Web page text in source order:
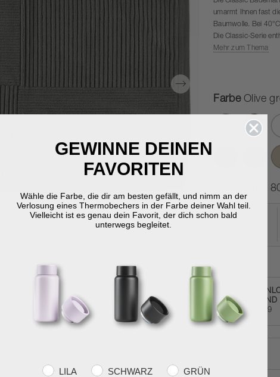
umarmt Ihnen fast
Baumwolle. Bei
Die Classic-Serie
den Größen 70 x 50
Mehr zum Thema
Farbe Olive
50 x
VERSAND
über €59
GEWINNE DEINEN
FAVORITEN
Wähle die Farbe, die dir am besten gefällt, und nimm an der
Verlosung eines Thermobechers in der Farbe deiner Wahl teil.
Vielleicht ist es genau dein Favorit, der dich schon bald
unterwegs begleitet.
Farvevalg
LILA SCHWARZ GRÜN